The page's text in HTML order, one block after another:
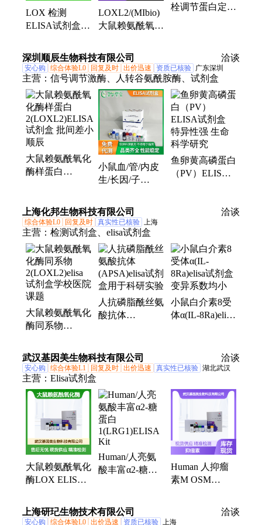
LOX 检测
ELISA试剂盒 /
酶
(LOX)48T/96T
特异性强
LOXL2/(MIbio)
大鼠赖氨酰氧化
盒吸附性好
栓调节蛋白定量
深圳顺辰生物科技有限公司 洽谈
安心购 综合体验L0 回复及时 出价迅速 资质已核验 广东深圳
主营： 信号调节激酶、人转谷氨酰胺酶、试剂盒
大鼠赖氨酰氧化
酶样蛋白
小 顺辰
小鼠血/管/内皮
生/长因/子
ELISA检测试剂
盒
鱼卵黄高磷蛋白
（PV）ELISA
上海化邦生物科技有限公司 洽谈
综合体验L0 回复及时 真实性已核验 上海
主营： 检测试剂盒、elisa试剂盒
大鼠赖氨酰氧化
酶同系物
试剂盒学校医院
课题
人抗磷脂酰丝氨
酸抗体
小鼠白介素8受
体α(IL-8Ra)elisa
武汉基因美生物科技有限公司
洽谈
安心购 综合体验L1 回复及时 出价迅速 真实性已核验 湖北武汉
主营： Elisa试剂盒
大鼠赖氨酰氧化
酶LOX ELISA
测 售后无忧
Human/人亮氨
酸丰富α2-糖蛋
Kit
Human 人抑瘤
素M OSM
代测 售后无忧
上海研玘生物技术有限公司 洽谈
安心购 综合体验L0 出价迅速 资质已核验 上海